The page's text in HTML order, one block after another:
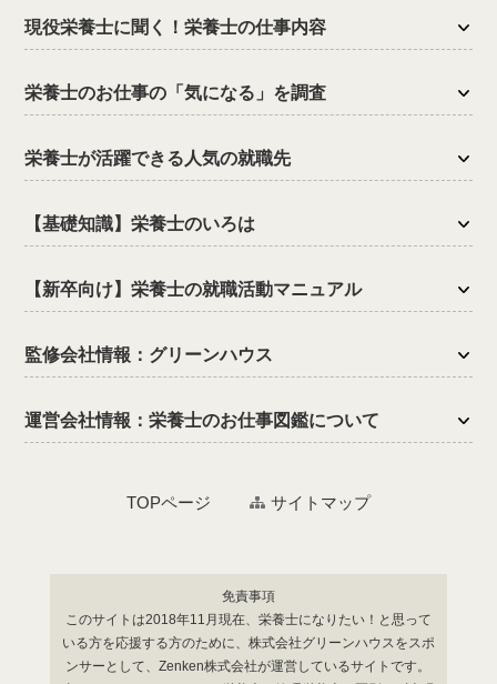
現役栄養士に聞く！栄養士の仕事内容
栄養士のお仕事の「気になる」を調査
栄養士が活躍できる人気の就職先
【基礎知識】栄養士のいろは
【新卒向け】栄養士の就職活動マニュアル
監修会社情報：グリーンハウス
運営会社情報：栄養士のお仕事図鑑について
TOPページ サイトマップ
免責事項
このサイトは2018年11月現在、栄養士になりたい！と思って
いる方を応援する方のために、株式会社グリーンハウスをスポ
ンサーとして、Zenken株式会社が運営しているサイトです。